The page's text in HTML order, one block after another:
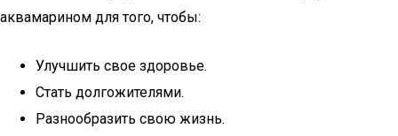
аквамарином для того, чтобы:
Улучшить свое здоровье.
Стать долгожителями.
Разнообразить свою жизнь.